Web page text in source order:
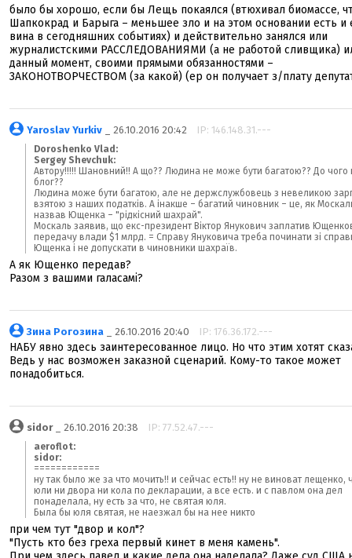
было бы хорошо, если бы Лещь покаялся (втюхивал биомассе,
Шапкокрад и Барыга – меньшее зло и на этом основании есть и
вина в сегодняшних событиях) и действительно занялся или
журналистскими РАССЛЕДОВАНИЯМИ (а не работой сливщика)
данный момент, своими прямыми обязанностями –
ЗАКОНОТВОРЧЕСТВОМ (за какой) (ер он получает з/плату
Yaroslav Yurkiv _ 26.10.2016 20:42 IP: 146.148.31.---
Doroshenko Vlad:
Sergey Shevchuk:
Автору!!!!! Шановний!! А що?? Людина не може бути багатою?? До чого
блог??
Людина може бути багатою, але не держслужбовець з невеликою
взятою з наших податків. А інакше – багатий чиновник – це, як
назвав Ющенка – "рідкісний шахрай".
Москаль заявив, що екс-президент Віктор Янукович заплатив
передачу влади $1 млрд. = Справу Януковича треба починати зі
Ющенка і не допускати в чиновники шахраїв.
А як Ющенко передав?
Разом з вашими галасамі?
Зина Рогозина _ 26.10.2016 20:40 IP: 176.36.172.---
НАБУ явно здесь заинтересованное лицо. Но что этим хотят
Ведь у нас возможен заказной сценарий. Кому-то такое может
понадобиться.
sidor_ 26.10.2016 20:38 IP: 77.52.47.---
aeroflot:
sidor:
============
ну так было же за что мочить!! и сейчас есть!! ну не виноват лещенко,
юли ни двора ни кола по декларации, а все есть. и с павлом она дел
понаделала, ну есть за что, не святая юля.
Была бы юля святая, не наезжал бы на нее никто
при чем тут "двор и кол"?
"Пусть кто без греха первый кинет в меня камень".